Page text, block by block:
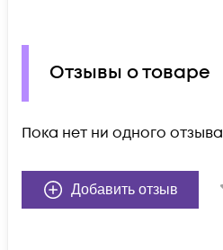
Отзывы о товаре
Пока нет ни одного отзыва
Добавить отзыв